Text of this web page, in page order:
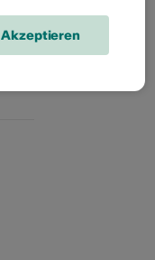
Akzeptieren